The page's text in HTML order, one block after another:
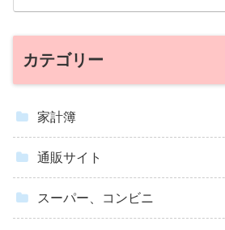
カテゴリー
家計簿
通販サイト
スーパー、コンビニ